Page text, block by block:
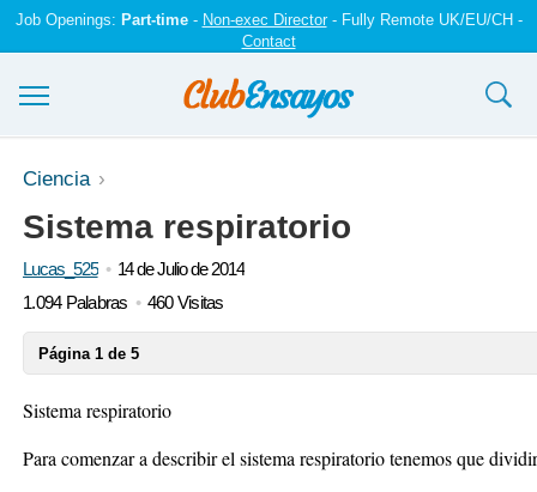
Job Openings: Part-time- Non-exec Director- Fully Remote UK/EU/CH -
Contact
Ensayos y trabajos
Registrarse
Iniciar sesión
Ciencia
Sistema respiratorio
Lucas_525
14 de Julio de 2014
1.094 Palabras
460 Visitas
Página 1 de 5
Sistema respiratorio
Para comenzar a describir el sistema respiratorio tenemos que